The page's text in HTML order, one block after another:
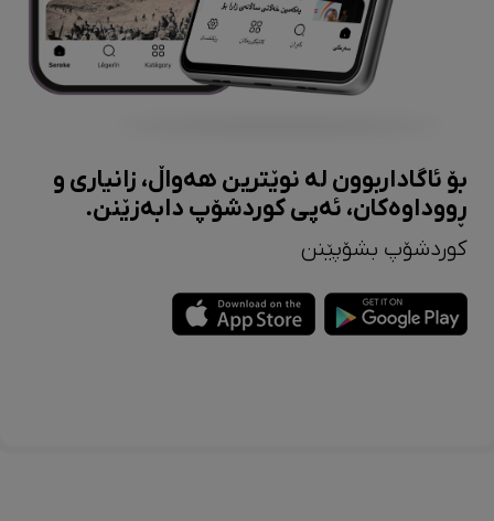
بۆ ئاگاداربوون لە نوێترین هەواڵ، زانیاری و
ڕووداوەکان، ئەپی کوردشۆپ دابەزێنن.
کوردشۆپ بشۆپێنن